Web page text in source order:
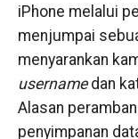
iPhone melalui
menjumpai
menyarankan
usernamedan
Alasan
penyimpanan